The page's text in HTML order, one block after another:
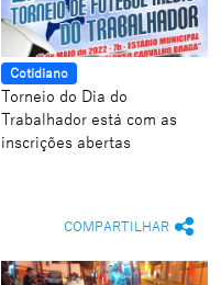
Cotidiano
Torneio do Dia do
Trabalhador está com as
inscrições abertas
COMPARTILHAR